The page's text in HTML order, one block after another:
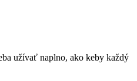
užívať naplno, ako keby každý